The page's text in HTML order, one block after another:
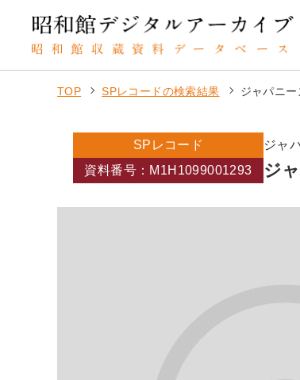
TOP SPレコードの検索結果 ジャパニ
SPレコード
ジャ
資料番号：M1H1099001293
ジ